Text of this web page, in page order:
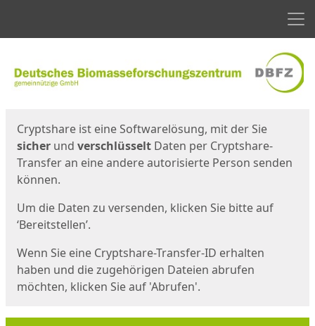
Cryptshare ist eine Softwarelösung, mit der Sie
sicher und verschlüsselt Daten per Cryptshare-
Transfer an eine andere autorisierte Person senden
können.
Um die Daten zu versenden, klicken Sie bitte auf
‘Bereitstellen’.
Wenn Sie eine Cryptshare-Transfer-ID erhalten
haben und die zugehörigen Dateien abrufen
möchten, klicken Sie auf 'Abrufen'.